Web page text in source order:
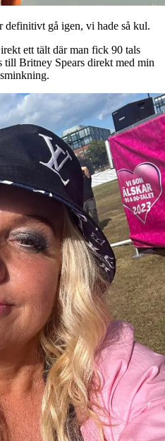
gå igen, vi hade så kul.
ett tält där man fick 90 tals
till Britney Spears direkt med min